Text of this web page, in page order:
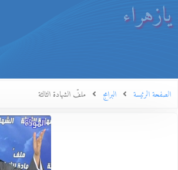
يازهراء
الصفحة الرئيسة البرامج ملفّ الشهادة الثالثة